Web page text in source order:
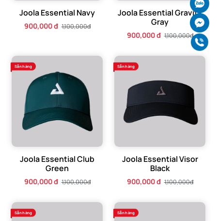
Joola Essential Navy
900,000 đ 1,100,000đ
Joola Essential Gravity
Gray
900,000 đ 1,100,000đ
Sẵn hàng
Joola Essential Club
Green
900,000 đ 1,100,000đ
Sẵn hàng
Joola Essential Visor
Black
900,000 đ 1,100,000đ
Sẵn hàng Sẵn hàng